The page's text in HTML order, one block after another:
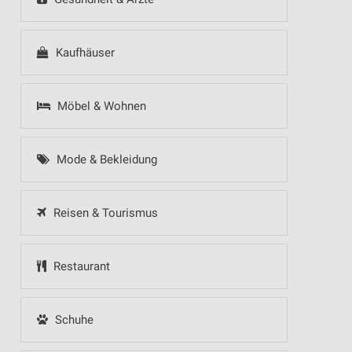
Kaufhäuser
Möbel & Wohnen
Mode & Bekleidung
Reisen & Tourismus
Restaurant
Schuhe